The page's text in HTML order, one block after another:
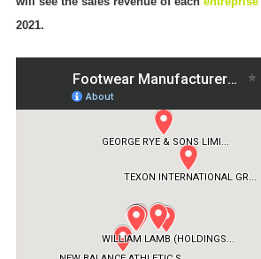
2021.